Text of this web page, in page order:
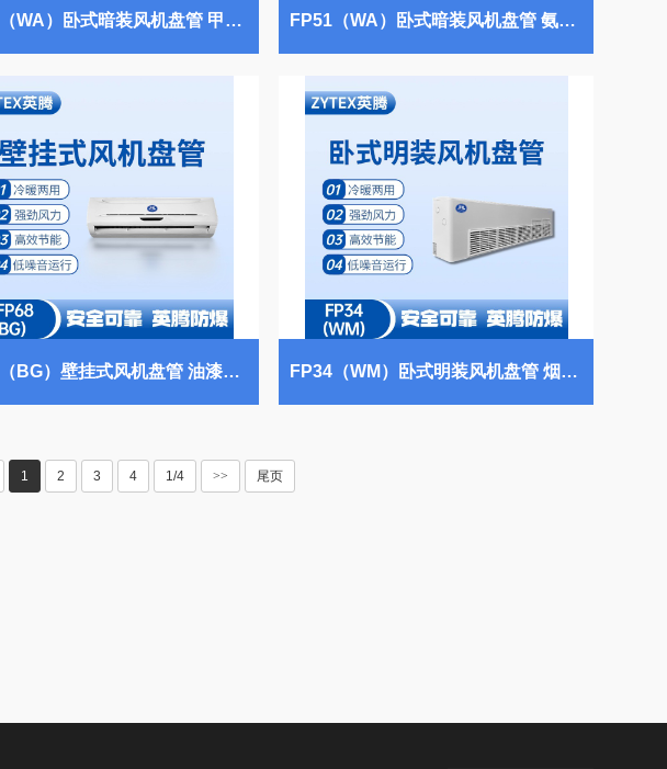
FP85（WA）卧式暗装风机盘管 甲烷仓库使用 FP51（WA）卧式暗装风机盘管 氨水库使用
FP68（BG）壁挂式风机盘管 油漆仓库使用 FP34（WM）卧式明装风机盘管 烟花仓库使用
1 2 3 4 1/4 >> 尾页